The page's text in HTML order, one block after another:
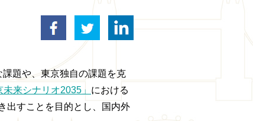
twitter
題や、東京独自の課題を克
未来シナリオ2035」 における
出すことを目的とし、国内外